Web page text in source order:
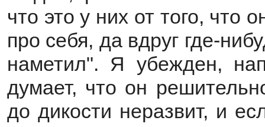
что это у них от того, что
про себя, да вдруг где-
наметил". Я убежден,
думает, что он
до дикости неразвит, и